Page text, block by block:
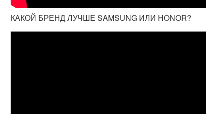
КАКОЙ БРЕНД ЛУЧШЕ SAMSUNG ИЛИ HONOR?